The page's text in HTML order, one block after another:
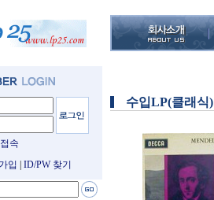
속
입
ID/PW 찾기
수입LP(클래식)